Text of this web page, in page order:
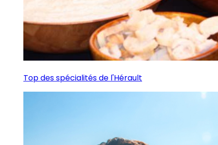
Top des spécialités de l'Hérault